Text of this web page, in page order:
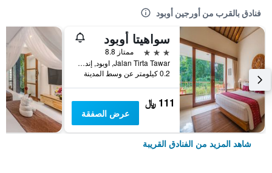
فنادق بالقرب من أورجين أوبود
سواهيتا أوبود
3 نجوم
ممتاز 8.8
Jalan Tirta Tawar, اوبود, إندونيسيا
0.2 كيلومتر عن وسط المدينة
111 ﷼
عرض الصفقة
شاهد المزيد من الفنادق القريبة